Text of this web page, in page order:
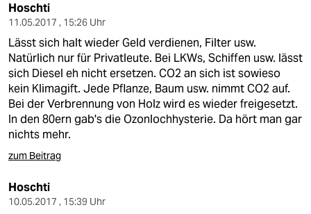
Hoschti
11.05.2017 , 15:26 Uhr
Lässt sich halt wieder Geld verdienen, Filter usw.
Natürlich nur für Privatleute. Bei LKWs, Schiffen usw. lässt
sich Diesel eh nicht ersetzen. CO2 an sich ist sowieso
kein Klimagift. Jede Pflanze, Baum usw. nimmt CO2 auf.
Bei der Verbrennung von Holz wird es wieder freigesetzt.
In den 80ern gab's die Ozonlochhysterie. Da hört man gar
nichts mehr.
zum Beitrag
Hoschti
10.05.2017 , 15:39 Uhr